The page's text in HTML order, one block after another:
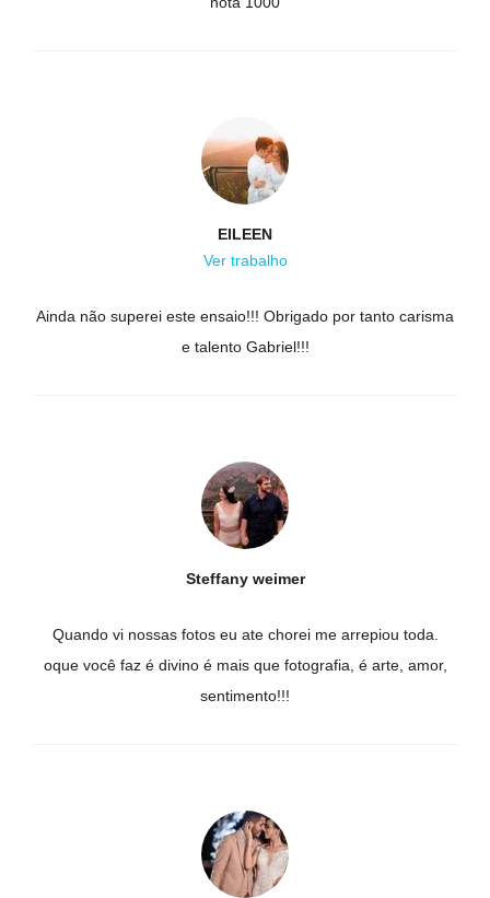
Ainda não superei este ensaio!!! Obrigado por tanto carisma
e talento Gabriel!!!
EILEEN
Ver trabalho
Quando vi nossas fotos eu ate chorei me arrepiou toda.
oque você faz é divino é mais que fotografia, é arte, amor,
sentimento!!!
Steffany weimer